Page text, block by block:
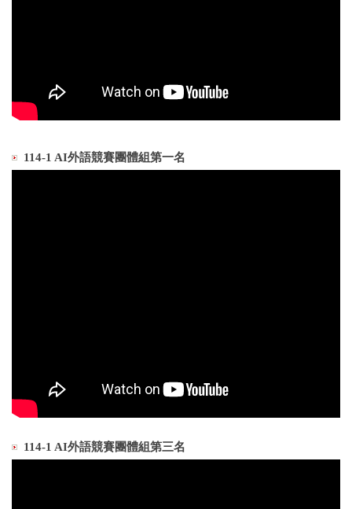
114-1 AI外語競賽團體組第一名
114-1 AI外語競賽團體組第三名